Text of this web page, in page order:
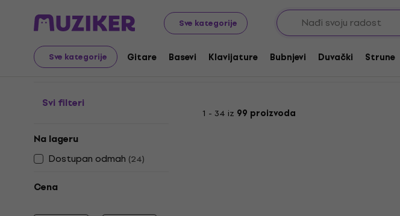
Sve kategorije
Sve kategorije Gitare Basevi Klavijature Bubnjevi Duvački Strune
Muzički instrumenti Bubnjevi Akustični bubnjevi Snare bubnjevi
Snare bubnjevi 14
Svi filteri
Na lageru
Dostupan odmah (24)
Cena
1 - 34 iz 99 proizvoda